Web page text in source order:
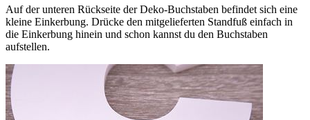
Auf der unteren Rückseite der Deko-Buchstaben befindet sich eine
kleine Einkerbung. Drücke den mitgelieferten Standfuß einfach in
die Einkerbung hinein und schon kannst du den Buchstaben
aufstellen.